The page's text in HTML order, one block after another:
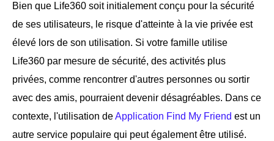
Bien que Life360 soit initialement conçu pour la sécurité
de ses utilisateurs, le risque d'atteinte à la vie privée est
élevé lors de son utilisation. Si votre famille utilise
Life360 par mesure de sécurité, des activités plus
privées, comme rencontrer d'autres personnes ou sortir
avec des amis, pourraient devenir désagréables. Dans ce
contexte, l'utilisation deApplication Find My Friend est un
autre service populaire qui peut également être utilisé.